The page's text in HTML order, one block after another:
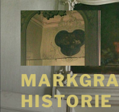
Zum
Inhalt
springen
HISTORIE